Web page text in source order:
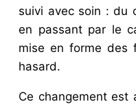
suivi avec soin : du
en passant par le
mise en forme des
hasard.
Ce changement est